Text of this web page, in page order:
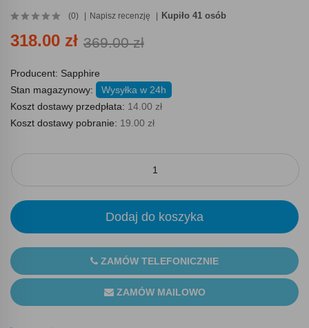
(0) Napisz recenzję Kupiło 41 osób
318.00 zł 369.00 zł
Producent: Sapphire
Stan magazynowy:
Wysyłka w 24h
Koszt dostawy przedpłata: 14.00 zł
Koszt dostawy pobranie: 19.00 zł
Dodaj do koszyka
ZAMÓW TELEFONICZNIE
ZAMÓW MAILOWO